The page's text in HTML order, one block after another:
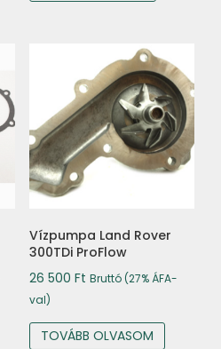
Vízpumpa Land Rover
300TDi ProFlow
26 500 Ft Bruttó (27% ÁFA-
val)
TOVÁBB OLVASOM